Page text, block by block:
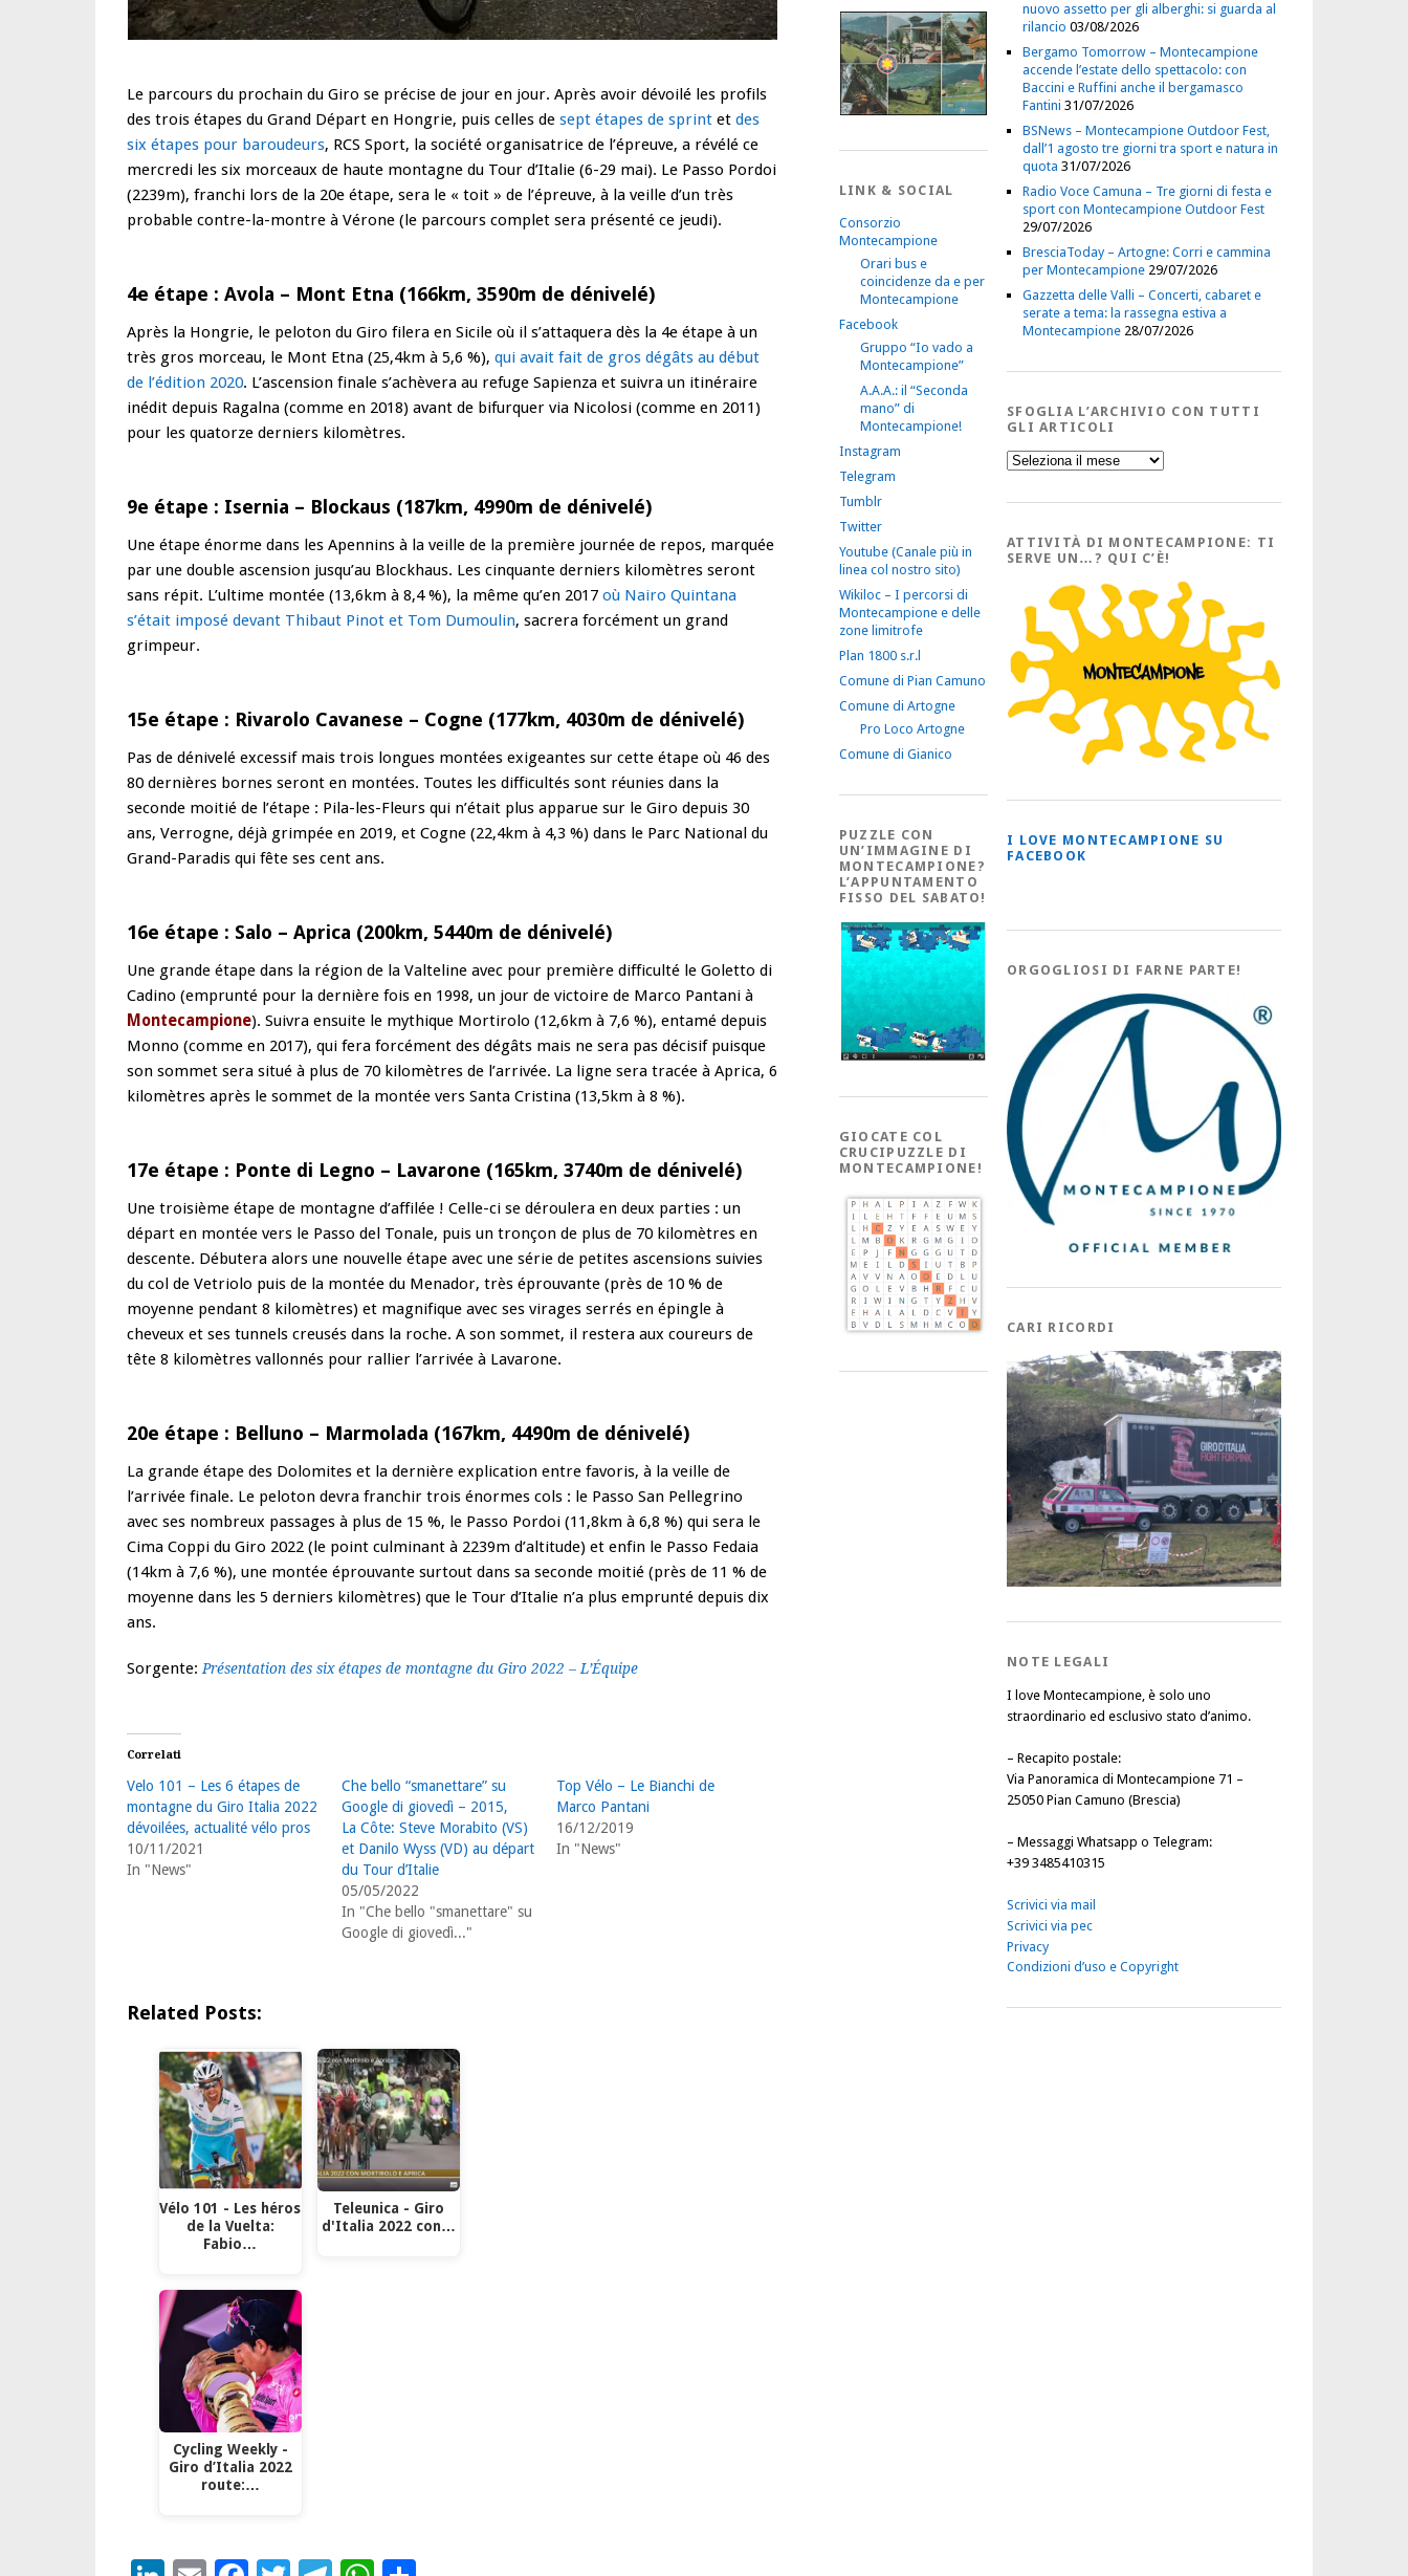
Le parcours du prochain du Giro se précise de jour en jour. Après avoir dévoilé les profils
des trois étapes du Grand Départ en Hongrie, puis celles de sept étapes de sprint et des
six étapes pour baroudeurs, RCS Sport, la société organisatrice de l’épreuve, a révélé ce
mercredi les six morceaux de haute montagne du Tour d’Italie (6-29 mai). Le Passo Pordoi
(2239m), franchi lors de la 20e étape, sera le « toit » de l’épreuve, à la veille d’un très
probable contre-la-montre à Vérone (le parcours complet sera présenté ce jeudi).
4e étape : Avola – Mont Etna (166km, 3590m de dénivelé)
Après la Hongrie, le peloton du Giro filera en Sicile où il s’attaquera dès la 4e étape à un
très gros morceau, le Mont Etna (25,4km à 5,6 %), qui avait fait de gros dégâts au début
de l’édition 2020. L’ascension finale s’achèvera au refuge Sapienza et suivra un itinéraire
inédit depuis Ragalna (comme en 2018) avant de bifurquer via Nicolosi (comme en 2011)
pour les quatorze derniers kilomètres.
9e étape : Isernia – Blockaus (187km, 4990m de dénivelé)
Une étape énorme dans les Apennins à la veille de la première journée de repos, marquée
par une double ascension jusqu’au Blockhaus. Les cinquante derniers kilomètres seront
sans répit. L’ultime montée (13,6km à 8,4 %), la même qu’en 2017 où Nairo Quintana
s’était imposé devant Thibaut Pinot et Tom Dumoulin, sacrera forcément un grand
grimpeur.
15e étape : Rivarolo Cavanese – Cogne (177km, 4030m de dénivelé)
Pas de dénivelé excessif mais trois longues montées exigeantes sur cette étape où 46 des
80 dernières bornes seront en montées. Toutes les difficultés sont réunies dans la
seconde moitié de l’étape : Pila-les-Fleurs qui n’était plus apparue sur le Giro depuis 30
ans, Verrogne, déjà grimpée en 2019, et Cogne (22,4km à 4,3 %) dans le Parc National du
Grand-Paradis qui fête ses cent ans.
16e étape : Salo – Aprica (200km, 5440m de dénivelé)
Une grande étape dans la région de la Valteline avec pour première difficulté le Goletto di
Cadino (emprunté pour la dernière fois en 1998, un jour de victoire de Marco Pantani à
Montecampione). Suivra ensuite le mythique Mortirolo (12,6km à 7,6 %), entamé depuis
Monno (comme en 2017), qui fera forcément des dégâts mais ne sera pas décisif puisque
son sommet sera situé à plus de 70 kilomètres de l’arrivée. La ligne sera tracée à Aprica, 6
kilomètres après le sommet de la montée vers Santa Cristina (13,5km à 8 %).
17e étape : Ponte di Legno – Lavarone (165km, 3740m de dénivelé)
Une troisième étape de montagne d’affilée ! Celle-ci se déroulera en deux parties : un
départ en montée vers le Passo del Tonale, puis un tronçon de plus de 70 kilomètres en
descente. Débutera alors une nouvelle étape avec une série de petites ascensions suivies
du col de Vetriolo puis de la montée du Menador, très éprouvante (près de 10 % de
moyenne pendant 8 kilomètres) et magnifique avec ses virages serrés en épingle à
cheveux et ses tunnels creusés dans la roche. A son sommet, il restera aux coureurs de
tête 8 kilomètres vallonnés pour rallier l’arrivée à Lavarone.
20e étape : Belluno – Marmolada (167km, 4490m de dénivelé)
La grande étape des Dolomites et la dernière explication entre favoris, à la veille de
l’arrivée finale. Le peloton devra franchir trois énormes cols : le Passo San Pellegrino
avec ses nombreux passages à plus de 15 %, le Passo Pordoi (11,8km à 6,8 %) qui sera le
Cima Coppi du Giro 2022 (le point culminant à 2239m d’altitude) et enfin le Passo Fedaia
(14km à 7,6 %), une montée éprouvante surtout dans sa seconde moitié (près de 11 % de
moyenne dans les 5 derniers kilomètres) que le Tour d’Italie n’a plus emprunté depuis dix
ans.
Sorgente:Présentation des six étapes de montagne du Giro 2022 – L’Équipe
Correlati
Velo 101 – Les 6 étapes de
montagne du Giro Italia 2022
dévoilées, actualité vélo pros
10/11/2021
In "News"
Che bello “smanettare” su
Google di giovedì – 2015,
La Côte: Steve Morabito (VS)
et Danilo Wyss (VD) au départ
du Tour d’Italie
05/05/2022
In "Che bello "smanettare" su
Google di giovedì..."
Top Vélo – Le Bianchi de
Marco Pantani
16/12/2019
In "News"
Related Posts:
Vélo 101 - Les héros
de la Vuelta:
Fabio…
Cycling Weekly -
Giro d’Italia 2022
route:…
Teleunica - Giro
d'Italia 2022 con…
LINK & SOCIAL
Consorzio
Montecampione
Orari bus e
coincidenze da e per
Montecampione
Facebook
Gruppo “Io vado a
Montecampione”
A.A.A.: il “Seconda
mano” di
Montecampione!
Instagram
Telegram
Tumblr
Twitter
Youtube (Canale più in
linea col nostro sito)
Wikiloc – I percorsi di
Montecampione e delle
zone limitrofe
Plan 1800 s.r.l
Comune di Pian Camuno
Comune di Artogne
Pro Loco Artogne
Comune di Gianico
PUZZLE CON
UN’IMMAGINE DI
MONTECAMPIONE?
L’APPUNTAMENTO
FISSO DEL SABATO!
GIOCATE COL
CRUCIPUZZLE DI
MONTECAMPIONE!
nuovo assetto per gli alberghi: si guarda al
rilancio 03/08/2026
Bergamo Tomorrow – Montecampione
accende l’estate dello spettacolo: con
Baccini e Ruffini anche il bergamasco
Fantini 31/07/2026
BSNews – Montecampione Outdoor Fest,
dall’1 agosto tre giorni tra sport e natura in
quota 31/07/2026
Radio Voce Camuna – Tre giorni di festa e
sport con Montecampione Outdoor Fest
29/07/2026
BresciaToday – Artogne: Corri e cammina
per Montecampione 29/07/2026
Gazzetta delle Valli – Concerti, cabaret e
serate a tema: la rassegna estiva a
Montecampione 28/07/2026
SFOGLIA L’ARCHIVIO CON TUTTI
GLI ARTICOLI
Sfoglia
l’Archivio
tutti
Articoli
ATTIVITÀ DI MONTECAMPIONE: TI
SERVE UN…? QUI C’È!
I LOVE MONTECAMPIONE SU
FACEBOOK
ORGOGLIOSI DI FARNE PARTE!
CARI RICORDI
NOTE LEGALI
I love Montecampione, è solo uno
straordinario ed esclusivo stato d’animo.
– Recapito postale:
Via Panoramica di Montecampione 71 –
25050 Pian Camuno (Brescia)
– Messaggi Whatsapp o Telegram:
+39 3485410315
Scrivici via mail
Scrivici via pec
Privacy
Condizioni d’uso e Copyright